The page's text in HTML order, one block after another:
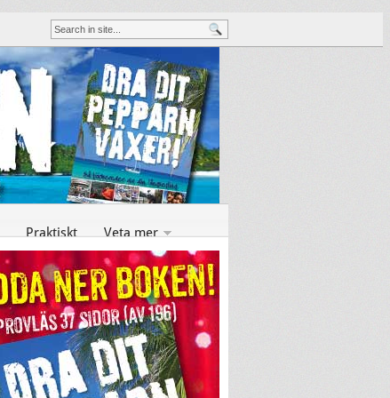
Praktiskt Veta mer